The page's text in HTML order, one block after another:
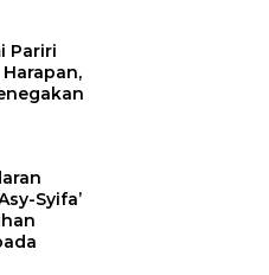
Pariri
Syifa’